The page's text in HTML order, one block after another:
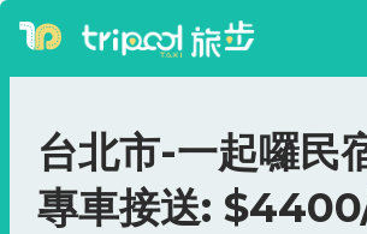
台北市-一起囉民
專車接送: